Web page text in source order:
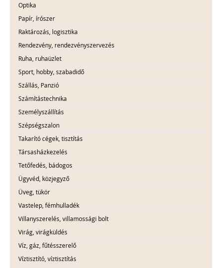
Optika
Papír, írószer
Raktározás, logisztika
Rendezvény, rendezvényszervezés
Ruha, ruhaüzlet
Sport, hobby, szabadidő
Szállás, Panzió
Számítástechnika
Személyszállítás
Szépségszalon
Takarító cégek, tisztítás
Társasházkezelés
Tetőfedés, bádogos
Ügyvéd, közjegyző
Üveg, tükör
Vastelep, fémhulladék
Villanyszerelés, villamossági bolt
Virág, virágküldés
Víz, gáz, fűtésszerelő
Víztisztító, víztisztítás